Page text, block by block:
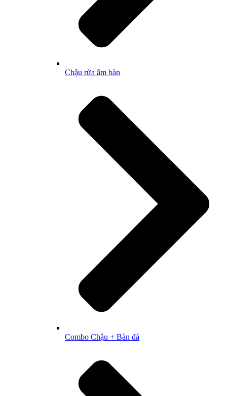
Chậu rửa âm bàn
Combo Chậu + Bàn đá